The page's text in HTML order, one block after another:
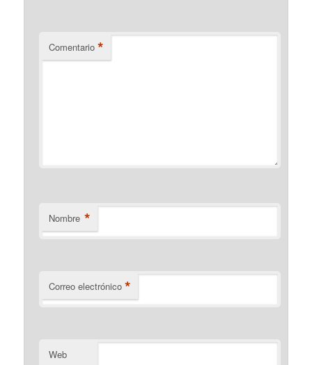
Comentario *
Nombre *
Correo electrónico *
Web